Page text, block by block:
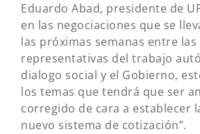
Eduardo Abad, presidente de
en las negociaciones que se
las próximas semanas entre
representativas del trabajo
dialogo social y el Gobierno,
los temas que tendrá que ser
corregido de cara a establecer
nuevo sistema de cotización”.